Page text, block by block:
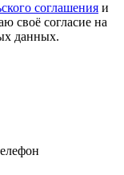
соглашения и
своё согласие на
данных.